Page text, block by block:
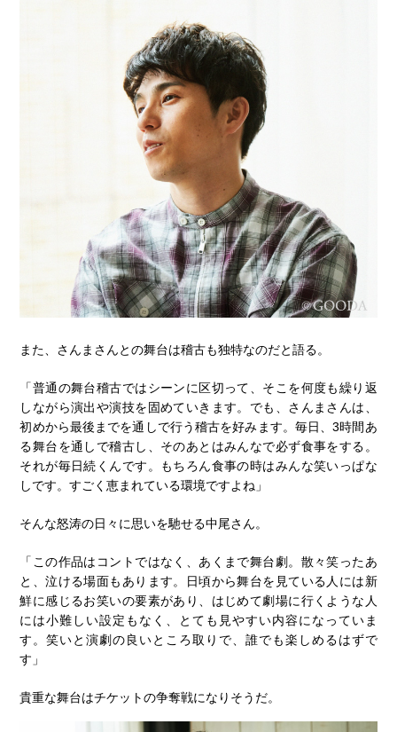
また、さんまさんとの舞台は稽古も独特なのだと語る。
「普通の舞台稽古ではシーンに区切って、そこを何度も繰り返
しながら演出や演技を固めていきます。でも、さんまさんは、
初めから最後までを通しで行う稽古を好みます。毎日、3時間あ
る舞台を通しで稽古し、そのあとはみんなで必ず食事をする。
それが毎日続くんです。もちろん食事の時はみんな笑いっぱな
しです。すごく恵まれている環境ですよね」
そんな怒涛の日々に思いを馳せる中尾さん。
「この作品はコントではなく、あくまで舞台劇。散々笑ったあ
と、泣ける場面もあります。日頃から舞台を見ている人には新
鮮に感じるお笑いの要素があり、はじめて劇場に行くような人
には小難しい設定もなく、とても見やすい内容になっていま
す。笑いと演劇の良いところ取りで、誰でも楽しめるはずで
す」
貴重な舞台はチケットの争奪戦になりそうだ。